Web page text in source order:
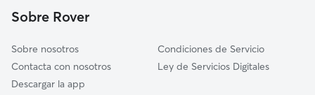
Berceo
Sobre Rover
Sobre nosotros
Contacta con nosotros
Descargar la app
Condiciones de Servicio
Ley de Servicios Digitales